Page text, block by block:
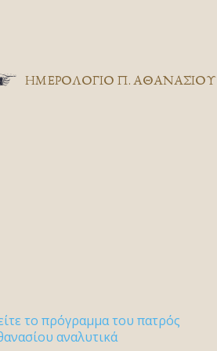
ΗΜΕΡΟΛΟΓΙΟ Π. ΑΘΑΝΑΣΙΟΥ
το πρόγραμμα του πατρός
αναλυτικά